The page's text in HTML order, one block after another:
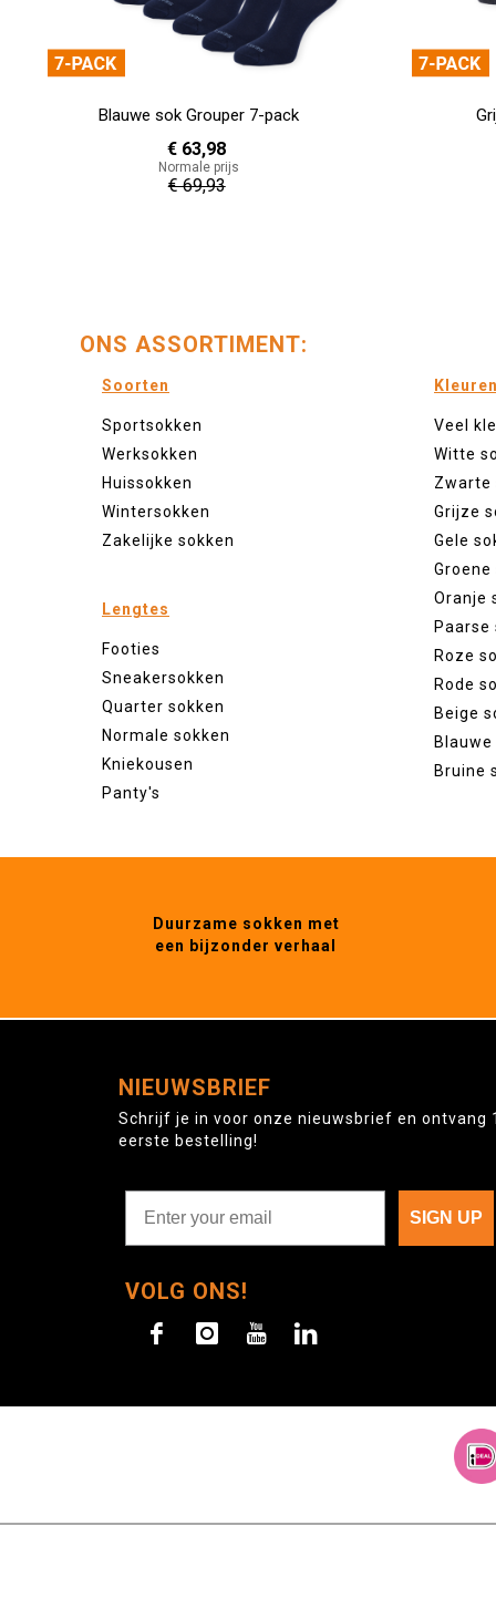
Blauwe sok Grouper 7-pack
€ 63,98
Normale prijs
€ 69,93
ONS ASSORTIMENT:
Soorten
Sportsokken
Werksokken
Huissokken
Wintersokken
Zakelijke sokken
Lengtes
Footies
Sneakersokken
Quarter sokken
Normale sokken
Kniekousen
Panty's
Kleuren
Veel
Witte
Zwarte
Grijze
Gele
Groene
Oranje
Paarse
Roze
Rode
Beige
Bruine
Duurzame sokken met
een bijzonder verhaal
NIEUWSBRIEF
Schrijf je in voor onze nieuwsbrief en ontvang
eerste bestelling!
SIGN UP
VOLG ONS!